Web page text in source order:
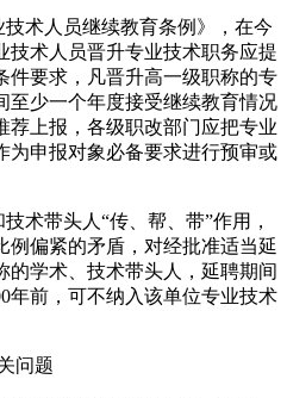
术人员继续教育条例》，在今
技术人员晋升专业技术职务应提
件要求，凡晋升高一级职称的专
至少一个年度接受继续教育情况
荐上报，各级职改部门应把专业
为申报对象必备要求进行预审或
术带头人“传、帮、带”作用，
例偏紧的矛盾，对经批准适当延
的学术、技术带头人，延聘期间
年前，可不纳入该单位专业技术
问题